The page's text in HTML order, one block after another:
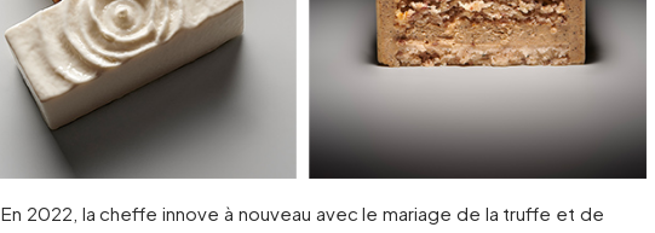
En 2022, la cheffe innove à nouveau avec le mariage de la truffe et de